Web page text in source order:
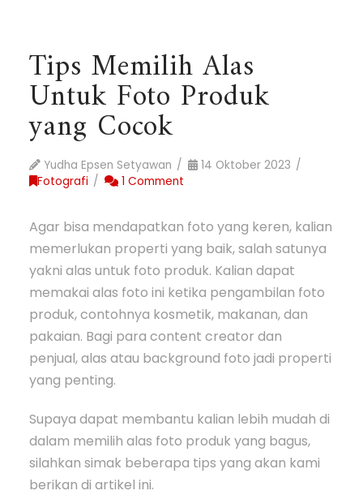
Tips Memilih Alas
Untuk Foto Produk
yang Cocok
Yudha Epsen Setyawan
14 Oktober 2023
Fotografi
1 Comment
Agar bisa mendapatkan foto yang keren, kalian
memerlukan properti yang baik, salah satunya
yakni alas untuk foto produk. Kalian dapat
memakai alas foto ini ketika pengambilan foto
produk, contohnya kosmetik, makanan, dan
pakaian. Bagi para content creator dan
penjual, alas atau background foto jadi properti
yang penting.
Supaya dapat membantu kalian lebih mudah di
dalam memilih alas foto produk yang bagus,
silahkan simak beberapa tips yang akan kami
berikan di artikel ini.